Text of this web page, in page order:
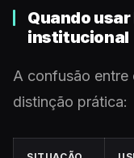
Quando
institucional
A confusão entre
distinção prática: